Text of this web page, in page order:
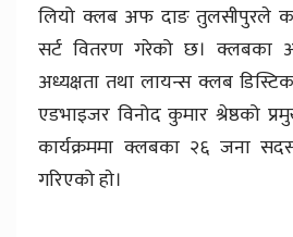
लियो क्लब अफ दाङ तुलसीपुरले
सर्ट वितरण गरेको छ। क्लबका
अध्यक्षता तथा लायन्स क्लब
एडभाइजर विनोद कुमार श्रेष्ठको
कार्यक्रममा क्लबका २६ जना
गरिएको हाे।